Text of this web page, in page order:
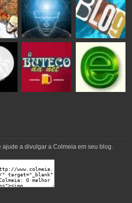
ajude a divulgar a Colmeia em seu blog.